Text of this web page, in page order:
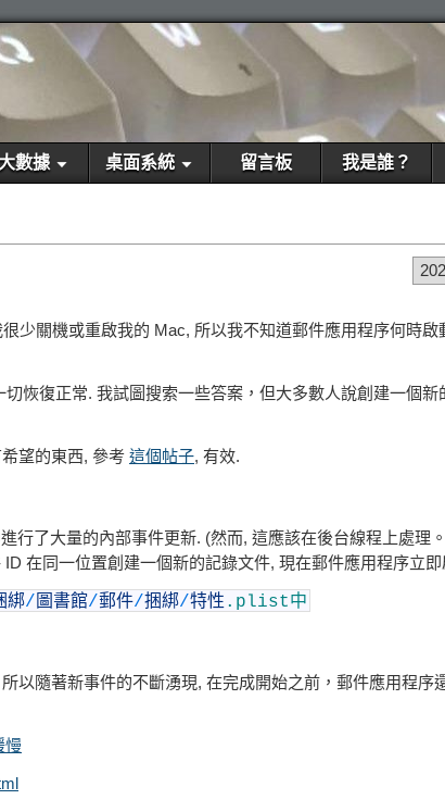
大數據 桌面系統 留言板 我是誰？
少關機或重啟我的 Mac, 所以我不知道郵件應用程序何時啟
恢復正常. 我試圖搜索一些答案，但大多數人說創建一個新
望的東西, 參考 這個帖子, 有效.
行了大量的內部事件更新. (然而, 這應該在後台線程上處理
在同一位置創建一個新的記錄文件, 現在郵件應用程序立
綁/ 圖書館/郵件/捆綁/特性.plist中
以隨著新事件的不斷湧現, 在完成開始之前，郵件應用程序
慢